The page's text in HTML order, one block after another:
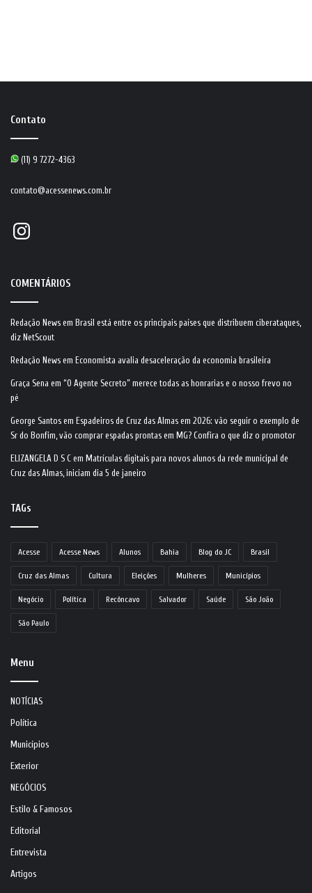
Contato
(11) 9 7272-4363
contato@acessenews.com.br
Instagram
COMENTÁRIOS
Redação News em Brasil está entre os principais países que distribuem ciberataques,
diz NetScout
Redação News em Economista avalia desaceleração da economia brasileira
Graça Sena em “O Agente Secreto” merece todas as honrarias e o nosso frevo no
pé
George Santos em Espadeiros de Cruz das Almas em 2026: vão seguir o exemplo de
Sr do Bonfim, vão comprar espadas prontas em MG? Confira o que diz o promotor
ELIZANGELA D S C em Matrículas digitais para novos alunos da rede municipal de
Cruz das Almas, iniciam dia 5 de janeiro
TAGs
Acesse Acesse News Alunos Bahia Blog do JC Brasil
Cruz das Almas Cultura Eleições Mulheres Municípios
Negócio Política Recôncavo Salvador Saúde São João
São Paulo
Menu
NOTÍCIAS
Política
Municípios
Exterior
NEGÓCIOS
Estilo & Famosos
Editorial
Entrevista
Artigos